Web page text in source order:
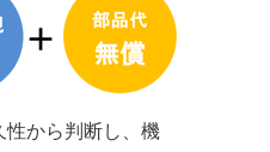
性から判断し、機